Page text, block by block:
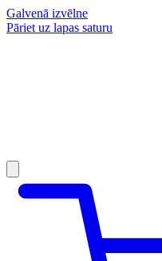
Galvenā izvēlne
Pāriet uz lapas saturu